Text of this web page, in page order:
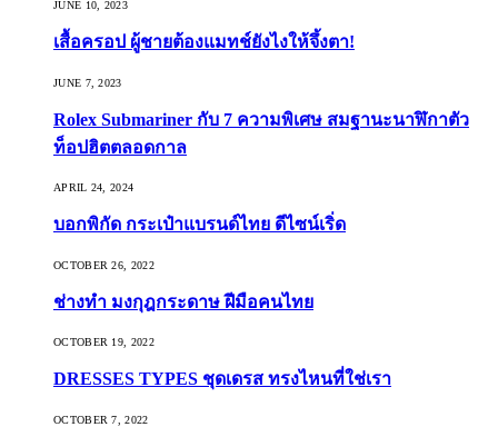
JUNE 10, 2023
เสื้อครอป ผู้ชายต้องแมทช์ยังไงให้จึ้งตา!
JUNE 7, 2023
Rolex Submariner กับ 7 ความพิเศษ สมฐานะนาฬิกาตัว
ท็อปฮิตตลอดกาล
APRIL 24, 2024
บอกพิกัด กระเป๋าแบรนด์ไทย ดีไซน์เริ่ด
OCTOBER 26, 2022
ช่างทำ มงกุฎกระดาษ ฝีมือคนไทย
OCTOBER 19, 2022
DRESSES TYPES ชุดเดรส ทรงไหนที่ใช่เรา
OCTOBER 7, 2022